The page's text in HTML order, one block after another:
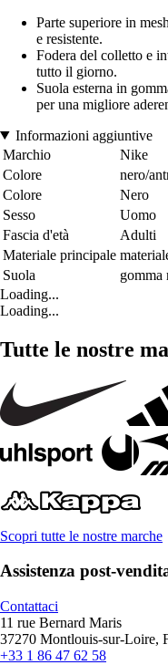
Parte superiore in
e resistente.
Fodera del colletto e
tutto il giorno.
Suola esterna in
per una migliore
Informazioni aggiuntive
Marchio
Nike
Colore
nero/
Colore
Nero
Sesso
Uomo
Fascia d'età
Adulti
Materiale principale
Suola
gomma
Loading...
Loading...
Tutte le nostre
Scopri tutte le nostre marche
Assistenza post-
Contattaci
11 rue Bernard Maris
37270 Montlouis-sur-Loire,
+33 1 86 47 62 58